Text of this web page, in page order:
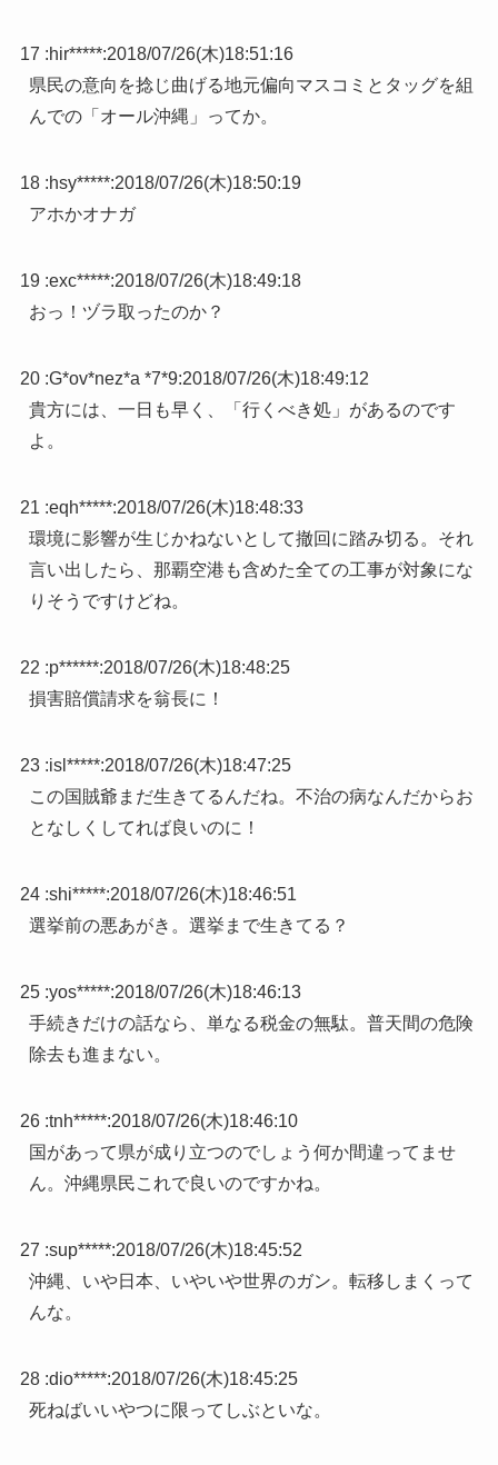
17 :hir*****:2018/07/26(木)18:51:16
県民の意向を捻じ曲げる地元偏向マスコミとタッグを組
んでの「オール沖縄」ってか。
18 :hsy*****:2018/07/26(木)18:50:19
アホかオナガ
19 :exc*****:2018/07/26(木)18:49:18
おっ！ヅラ取ったのか？
20 :G*ov*nez*a *7*9:2018/07/26(木)18:49:12
貴方には、一日も早く、「行くべき処」があるのです
よ。
21 :eqh*****:2018/07/26(木)18:48:33
環境に影響が生じかねないとして撤回に踏み切る。それ
言い出したら、那覇空港も含めた全ての工事が対象にな
りそうですけどね。
22 :p******:2018/07/26(木)18:48:25
損害賠償請求を翁長に！
23 :isl*****:2018/07/26(木)18:47:25
この国賊爺まだ生きてるんだね。不治の病なんだからお
となしくしてれば良いのに！
24 :shi*****:2018/07/26(木)18:46:51
選挙前の悪あがき。選挙まで生きてる？
25 :yos*****:2018/07/26(木)18:46:13
手続きだけの話なら、単なる税金の無駄。普天間の危険
除去も進まない。
26 :tnh*****:2018/07/26(木)18:46:10
国があって県が成り立つのでしょう何か間違ってませ
ん。沖縄県民これで良いのですかね。
27 :sup*****:2018/07/26(木)18:45:52
沖縄、いや日本、いやいや世界のガン。転移しまくって
んな。
28 :dio*****:2018/07/26(木)18:45:25
死ねばいいやつに限ってしぶといな。